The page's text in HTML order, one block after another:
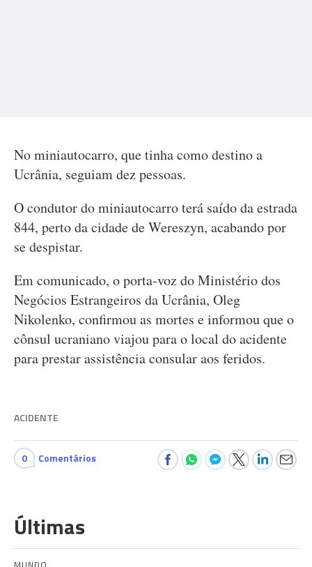
No miniautocarro, que tinha como destino a
Ucrânia, seguiam dez pessoas.
O condutor do miniautocarro terá saído da estrada
844, perto da cidade de Wereszyn, acabando por
se despistar.
Em comunicado, o porta-voz do Ministério dos
Negócios Estrangeiros da Ucrânia, Oleg
Nikolenko, confirmou as mortes e informou que o
cônsul ucraniano viajou para o local do acidente
para prestar assistência consular aos feridos.
ACIDENTE
0 Comentários
Últimas